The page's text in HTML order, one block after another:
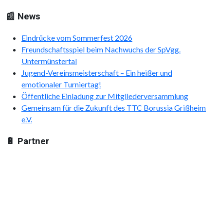
📰 News
Eindrücke vom Sommerfest 2026
Freundschaftsspiel beim Nachwuchs der SpVgg.
Untermünstertal
Jugend-Vereinsmeisterschaft – Ein heißer und
emotionaler Turniertag!
Öffentliche Einladung zur Mitgliederversammlung
Gemeinsam für die Zukunft des TTC Borussia Grißheim
e.V.
🔋 Partner